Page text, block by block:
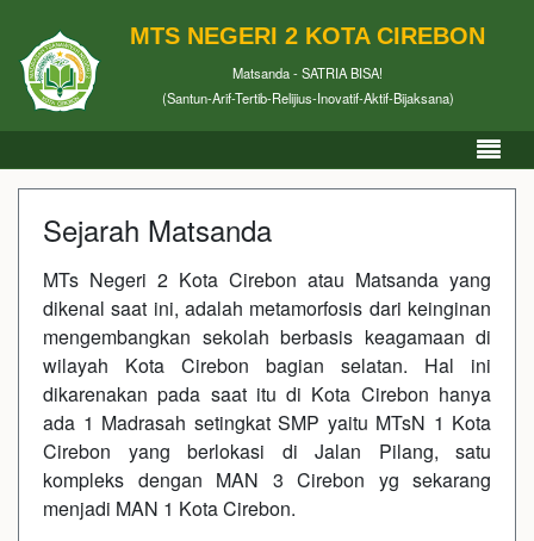
MTS NEGERI 2 KOTA CIREBON
Matsanda - SATRIA BISA!
(Santun-Arif-Tertib-Relijius-Inovatif-Aktif-Bijaksana)
Sejarah Matsanda
MTs Negeri 2 Kota Cirebon atau Matsanda yang
dikenal saat ini, adalah metamorfosis dari keinginan
mengembangkan sekolah berbasis keagamaan di
wilayah Kota Cirebon bagian selatan. Hal ini
dikarenakan pada saat itu di Kota Cirebon hanya
ada 1 Madrasah setingkat SMP yaitu MTsN 1 Kota
Cirebon yang berlokasi di Jalan Pilang, satu
kompleks dengan MAN 3 Cirebon yg sekarang
menjadi MAN 1 Kota Cirebon.